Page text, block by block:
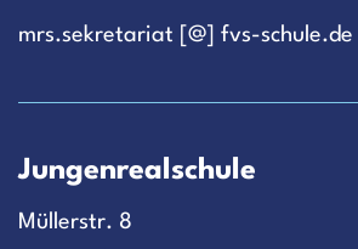
mrs.sekretariat [@] fvs-schule.de
Jungenrealschule
Müllerstr. 8